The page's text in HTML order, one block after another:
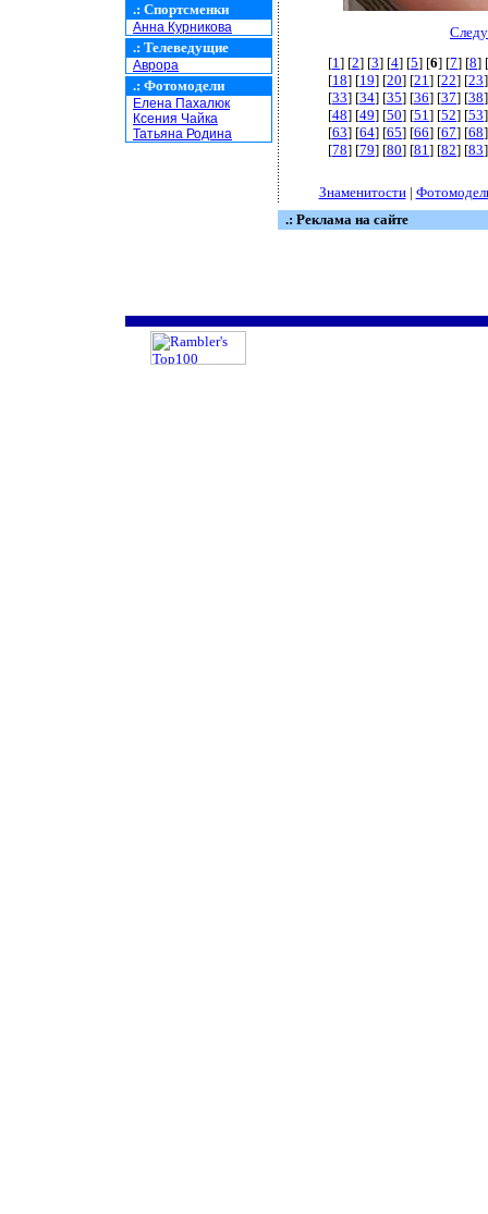
.: Спортсменки
Анна Курникова
.: Телеведущие
Аврора
.: Фотомодели
Елена Пахалюк
Ксения Чайка
Татьяна Родина
[1] [2] [3] [4] [5] [6] [7] [8] [
[18] [19] [20] [21] [22] [23
[33] [34] [35] [36] [37] [38
[48] [49] [50] [51] [52] [53
[63] [64] [65] [66] [67] [68
[78] [79] [80] [81] [82] [83
Знаменитости|
.: Реклама на сайте